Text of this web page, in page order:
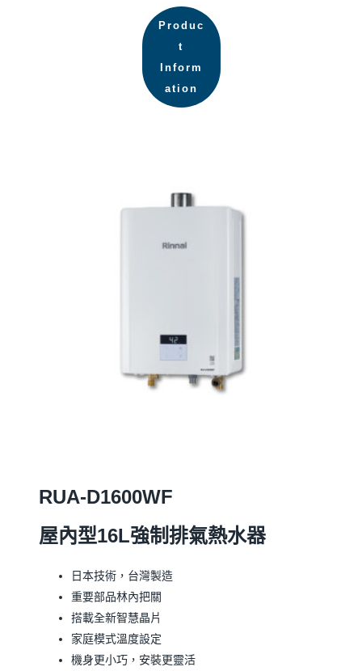
Produc
t
Inform
ation
RUA-D1600WF
屋內型16L強制排氣熱水器
日本技術，台灣製造
重要部品林內把關
搭載全新智慧晶片
家庭模式溫度設定
機身更小巧，安裝更靈活